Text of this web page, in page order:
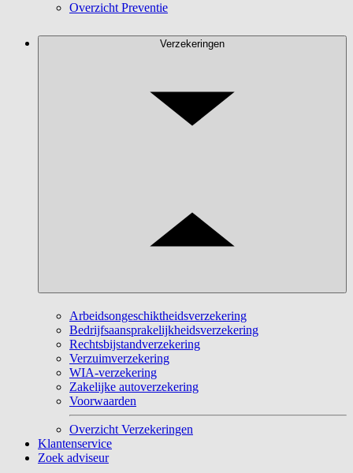
Overzicht Preventie
Verzekeringen
Arbeidsongeschiktheidsverzekering
Bedrijfsaansprakelijkheidsverzekering
Rechtsbijstandverzekering
Verzuimverzekering
WIA-verzekering
Zakelijke autoverzekering
Voorwaarden
Overzicht Verzekeringen
Klantenservice
Zoek adviseur